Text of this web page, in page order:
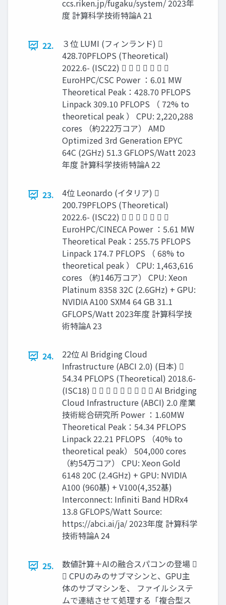
ccs.riken.jp/fugaku/system/ 2023年
度 計算科学技術特論A 21
22.
３位 LUMI (フィンランド) 
428.70PFLOPS (Theoretical)
2022.6- (ISC22)       
EuroHPC/CSC Power ：6.01 MW
Theoretical Peak：428.70 PFLOPS
Linpack 309.10 PFLOPS （ 72% to
theoretical peak ） CPU: 2,220,288
cores （約222万コア） AMD
Optimized 3rd Generation EPYC
64C (2GHz) 51.3 GFLOPS/Watt 2023
年度 計算科学技術特論A 22
23.
4位 Leonardo (イタリア) 
200.79PFLOPS (Theoretical)
2022.6- (ISC22)       
EuroHPC/CINECA Power ：5.61 MW
Theoretical Peak：255.75 PFLOPS
Linpack 174.7 PFLOPS （ 68% to
theoretical peak ） CPU: 1,463,616
cores （約146万コア） CPU: Xeon
Platinum 8358 32C (2.6GHz) + GPU:
NVIDIA A100 SXM4 64 GB 31.1
GFLOPS/Watt 2023年度 計算科学技
術特論A 23
24.
22位 AI Bridging Cloud
Infrastructure (ABCI 2.0) (日本) 
54.34 PFLOPS (Theoretical) 2018.6-
(ISC18)          AI Bridging
Cloud Infrastructure (ABCI) 2.0 産業
技術総合研究所 Power ：1.60MW
Theoretical Peak：54.34 PFLOPS
Linpack 22.21 PFLOPS （40% to
theoretical peak） 504,000 cores
（約54万コア） CPU: Xeon Gold
6148 20C (2.4GHz) + GPU: NVIDIA
A100 (960基) + V100(4,352基)
Interconnect: Infiniti Band HDRx4
13.8 GFLOPS/Watt Source:
https://abci.ai/ja/ 2023年度 計算科学
技術特論A 24
25.
数値計算＋AIの融合スパコンの登場 
 CPUのみのサブマシンと、GPU主
体のサブマシンを、 ファイルシステ
ムで連結させて処理する「複合型ス